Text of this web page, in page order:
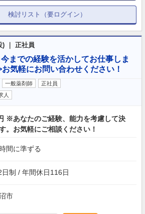
検討リスト（要ログイン）
) ｜ 正社員
までの経験を活かしてお仕事しま
気軽にお問い合わせください！
一般薬剤師
正社員
人
※あなたのご経験、能力を考慮して決
。お気軽にご相談ください！
間に準ずる
日制 / 年間休日116日
市